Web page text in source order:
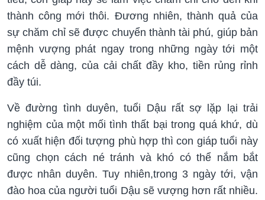
thành công mới thôi. Đương nhiên, thành quả của
sự chăm chỉ sẽ được chuyển thành tài phú, giúp bản
mệnh vượng phát ngay trong những ngày tới một
cách dễ dàng, của cải chất đầy kho, tiền rủng rỉnh
đầy túi.
Về đường tình duyên, tuổi Dậu rất sợ lặp lại trải
nghiệm của một mối tình thất bại trong quá khứ, dù
có xuất hiện đối tượng phù hợp thì con giáp tuổi này
cũng chọn cách né tránh và khó có thể nắm bắt
được nhân duyên. Tuy nhiên,trong 3 ngày tới, vận
đào hoa của người tuổi Dậu sẽ vượng hơn rất nhiều.